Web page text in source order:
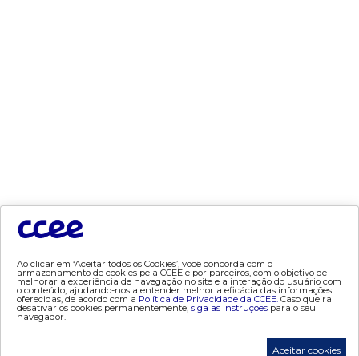
- Contratos
- Leilão
- MCSD
- Mercado Mensal
Ao clicar em ‘Aceitar todos os Cookies’, você concorda com o
armazenamento de cookies pela CCEE e por parceiros, com o objetivo de
melhorar a experiência de navegação no site e a interação do usuário com
o conteúdo, ajudando-nos a entender melhor a eficácia das informações
oferecidas, de acordo com a Política de Privacidade da CCEE. Caso queira
desativar os cookies permanentemente, siga as instruções para o seu
navegador.
Aceitar cookies